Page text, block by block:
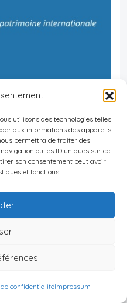
utilisons des technologies telles
aux informations des appareils.
permettra de traiter des
ou les ID uniques sur ce
son consentement peut avoir
et fonctions.
confidentialitéImpressum